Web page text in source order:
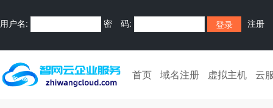
用户名: 密 码: 注册
首页 域名注册 虚拟主机 云